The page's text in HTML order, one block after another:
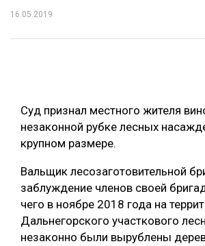
ЛЕСНОЕ ХОЗЯЙСТВО
ЦИФРОВАЯ СРЕДА
БИОЭНЕРГЕТИКА
ЛЕСОВОССТАНОВЛЕНИЕ И ЗАЩИТА
ЛОГИСТИКА
ПРОИЗВОДСТВО ДРЕВЕСНЫХ ПЛИТ
ЦБП
ПОДБОРКИ СТАТЕЙ
16.05.2019
Суд признал местного жителя
незаконной рубке лесных
крупном размере.
Вальщик лесозаготовительной
заблуждение членов своей
чего в ноябре 2018 года на
Дальнегорского участкового
незаконно были вырублены